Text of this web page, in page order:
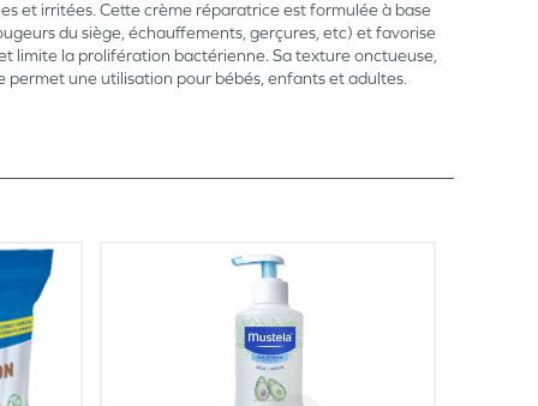
et irritées. Cette crème réparatrice est formulée à base
du siège, échauffements, gerçures, etc) et favorise
limite la prolifération bactérienne. Sa texture onctueuse,
une utilisation pour bébés, enfants et adultes.